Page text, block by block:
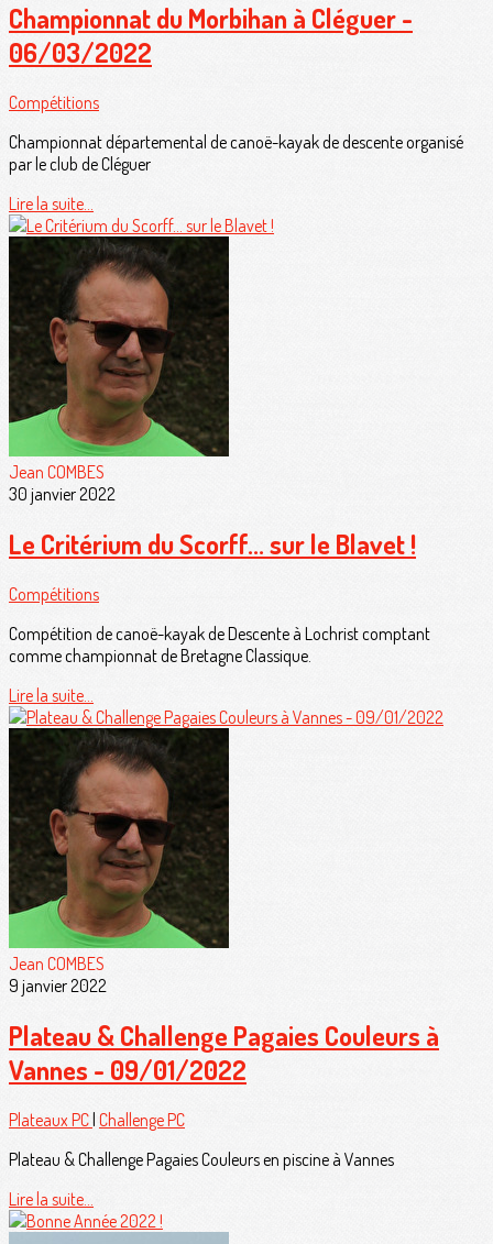
Championnat du Morbihan à Cléguer -
06/03/2022
Compétitions
Championnat départemental de canoë-kayak de descente organisé
par le club de Cléguer
Lire la suite...
Jean COMBES
30 janvier 2022
Le Critérium du Scorff... sur le Blavet !
Compétitions
Compétition de canoë-kayak de Descente à Lochrist comptant
comme championnat de Bretagne Classique.
Lire la suite...
Jean COMBES
9 janvier 2022
Plateau & Challenge Pagaies Couleurs à
Vannes - 09/01/2022
Plateaux PC| Challenge PC
Plateau & Challenge Pagaies Couleurs en piscine à Vannes
Lire la suite...